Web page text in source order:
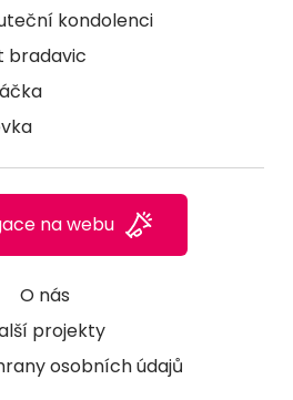
kondolenci
bradavic
O nás
projekty
osobních údajů
na webu